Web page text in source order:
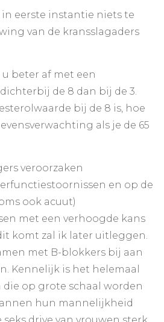
in eerste instantie niets te
van de kransslagaders
u beter af met een
de 8 dan bij de 3.
bij de 8 is, hoe
als je de 65
veroorzaken
en op de
ook acuut)
met een verhoogde kans
komt zal ik later uitleggen.
met B-blokkers bij aan
Kennelijk is het helemaal
op grote schaal worden
hun mannelijkheid
drive van vrouwen sterk